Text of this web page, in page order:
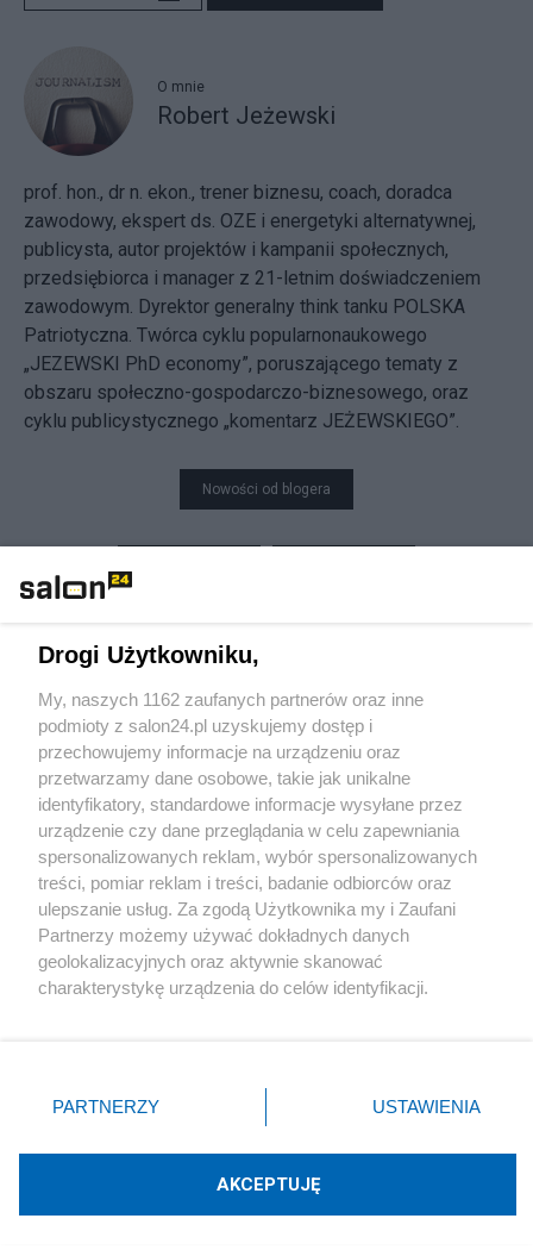
O mnie
Robert Jeżewski
prof. hon., dr n. ekon., trener biznesu, coach, doradca
zawodowy, ekspert ds. OZE i energetyki alternatywnej,
publicysta, autor projektów i kampanii społecznych,
przedsiębiorca i manager z 21-letnim doświadczeniem
zawodowym. Dyrektor generalny think tanku POLSKA
Patriotyczna. Twórca cyklu popularnonaukowego
„JEZEWSKI PhD economy”, poruszającego tematy z
obszaru społeczno-gospodarczo-biznesowego, oraz
cyklu publicystycznego „komentarz JEŻEWSKIEGO”.
Nowości od blogera
Polityka
Nadzwyczajne środki bezpieczeństwa w Pekinie
catrw
Polityka
Chiny błagaja o dzieci. Czy podatek od
Drogi Użytkowniku,
My, naszych 1162 zaufanych partnerów oraz inne
podmioty z salon24.pl uzyskujemy dostęp i
przechowujemy informacje na urządzeniu oraz
przetwarzamy dane osobowe, takie jak unikalne
identyfikatory, standardowe informacje wysyłane przez
urządzenie czy dane przeglądania w celu zapewniania
spersonalizowanych reklam, wybór spersonalizowanych
treści, pomiar reklam i treści, badanie odbiorców oraz
ulepszanie usług. Za zgodą Użytkownika my i Zaufani
Partnerzy możemy używać dokładnych danych
geolokalizacyjnych oraz aktywnie skanować
charakterystykę urządzenia do celów identyfikacji.
zmienić/wycofać klikając przycisk ustawień prywatności
znajdujący się w lewym dolnym rogu strony
rodzaje przetwarzania danych nie wymagają zgody
użytkownika, ale masz prawo sprzeciwić się takiemu
PARTNERZY USTAWIENIA
AKCEPTUJĘ